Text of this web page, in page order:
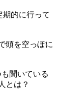
的に行って
頭を空っぽに
聞いている
とは？